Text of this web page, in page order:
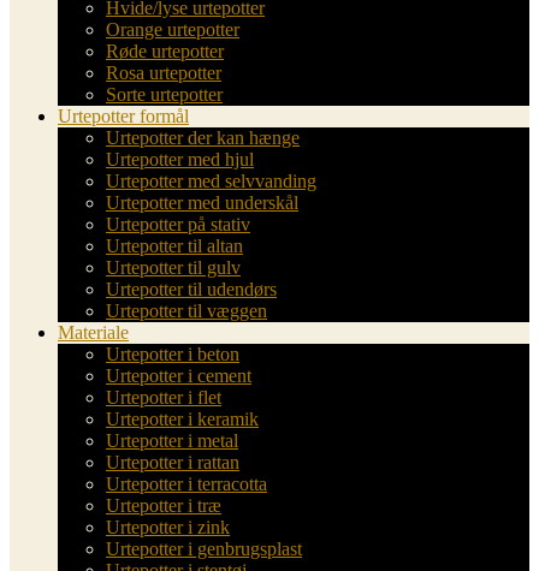
Hvide/lyse urtepotter
Orange urtepotter
Røde urtepotter
Rosa urtepotter
Sorte urtepotter
Urtepotter formål
Urtepotter der kan hænge
Urtepotter med hjul
Urtepotter med selvvanding
Urtepotter med underskål
Urtepotter på stativ
Urtepotter til altan
Urtepotter til gulv
Urtepotter til udendørs
Urtepotter til væggen
Materiale
Urtepotter i beton
Urtepotter i cement
Urtepotter i flet
Urtepotter i keramik
Urtepotter i metal
Urtepotter i rattan
Urtepotter i terracotta
Urtepotter i træ
Urtepotter i zink
Urtepotter i genbrugsplast